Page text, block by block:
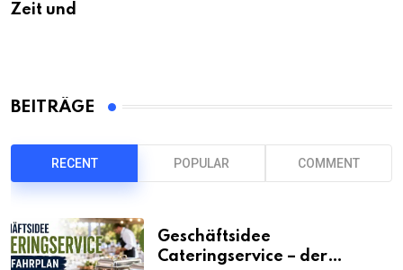
Zeit und
BEITRÄGE
RECENT POPULAR COMMENT
Geschäftsidee
Cateringservice – der